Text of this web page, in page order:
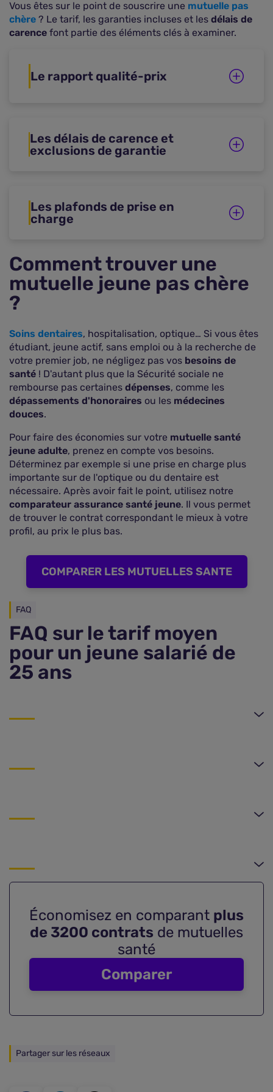
Vous êtes sur le point de souscrire une mutuelle pas
chère ? Le tarif, les garanties incluses et les délais de
carence font partie des éléments clés à examiner.
Le rapport qualité-prix
Les délais de carence et
exclusions de garantie
Les plafonds de prise en
charge
Comment trouver une
mutuelle jeune pas chère
?
Soins dentaires, hospitalisation, optique… Si vous êtes
étudiant, jeune actif, sans emploi ou à la recherche de
votre premier job, ne négligez pas vos besoins de
santé ! D'autant plus que la Sécurité sociale ne
rembourse pas certaines dépenses, comme les
dépassements d'honoraires ou les médecines
douces.
Pour faire des économies sur votre mutuelle santé
jeune adulte, prenez en compte vos besoins.
Déterminez par exemple si une prise en charge plus
importante sur de l'optique ou du dentaire est
nécessaire. Après avoir fait le point, utilisez notre
comparateur assurance santé jeune. Il vous permet
de trouver le contrat correspondant le mieux à votre
profil, au prix le plus bas.
COMPARER LES MUTUELLES SANTE
FAQ
FAQ sur le tarif moyen
pour un jeune salarié de
25 ans
Économisez en comparant plus
de 3200 contrats de mutuelles
santé
Comparer
Partager sur les réseaux